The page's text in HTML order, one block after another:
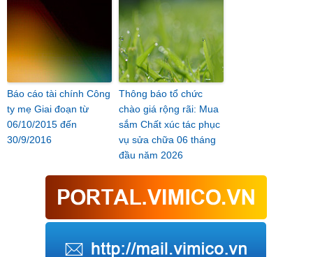
Báo cáo tài chính Công
ty mẹ Giai đoạn từ
06/10/2015 đến
30/9/2016
Thông báo tổ chức
chào giá rộng rãi: Mua
sắm Chất xúc tác phục
vụ sửa chữa 06 tháng
đầu năm 2026